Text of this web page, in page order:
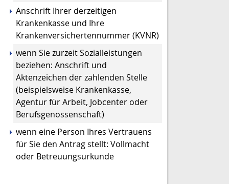
Anschrift Ihrer derzeitigen
Krankenkasse und Ihre
Krankenversichertennummer (KVNR)
wenn Sie zurzeit Sozialleistungen
beziehen: Anschrift und
Aktenzeichen der zahlenden Stelle
(beispielsweise Krankenkasse,
Agentur für Arbeit, Jobcenter oder
Berufsgenossenschaft)
wenn eine Person Ihres Vertrauens
für Sie den Antrag stellt: Vollmacht
oder Betreuungsurkunde